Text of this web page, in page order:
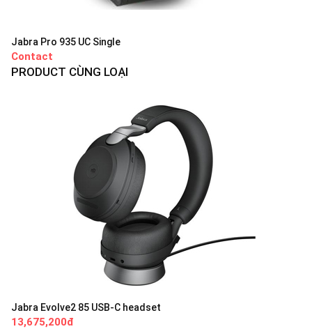
Jabra Pro 935 UC Single
Contact
PRODUCT CÙNG LOẠI
Jabra Evolve2 85 USB-C headset
13,675,200đ